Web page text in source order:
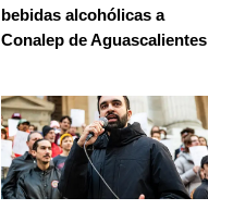
bebidas alcohólicas a
Conalep de Aguascalientes